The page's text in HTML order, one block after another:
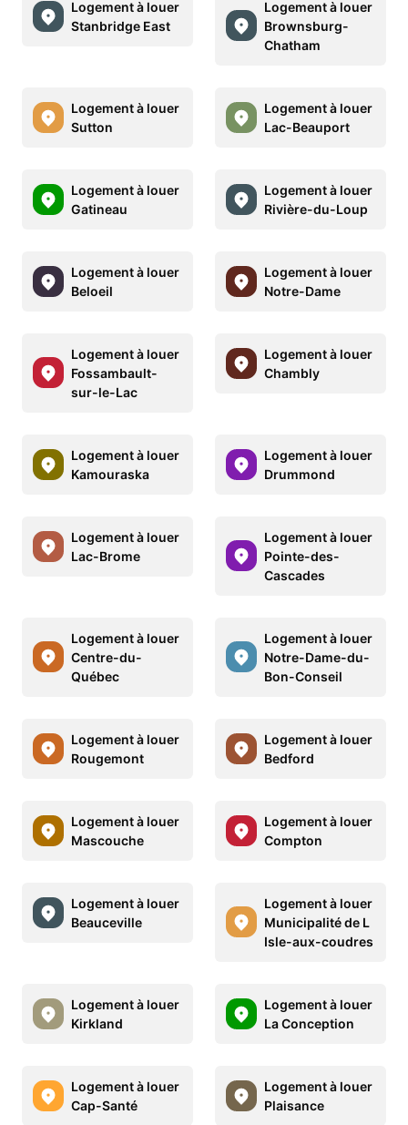
Logement à louer
Stanbridge East
Logement à louer
Brownsburg-
Chatham
Logement à louer
Sutton
Logement à louer
Lac-Beauport
Logement à louer
Gatineau
Logement à louer
Rivière-du-Loup
Logement à louer
Beloeil
Logement à louer
Notre-Dame
Logement à louer
Fossambault-
sur-le-Lac
Logement à louer
Chambly
Logement à louer
Kamouraska
Logement à louer
Drummond
Logement à louer
Lac-Brome
Logement à louer
Pointe-des-
Cascades
Logement à louer
Centre-du-
Québec
Logement à louer
Notre-Dame-du-
Bon-Conseil
Logement à louer
Rougemont
Logement à louer
Bedford
Logement à louer
Mascouche
Logement à louer
Compton
Logement à louer
Beauceville
Logement à louer
Municipalité de L
Isle-aux-coudres
Logement à louer
Kirkland
Logement à louer
La Conception
Logement à louer
Cap-Santé
Logement à louer
Plaisance